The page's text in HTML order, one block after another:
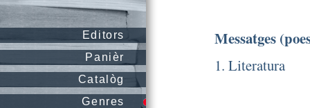
Editors
Panièr
Catalòg
Genres
Messatges
1. Literatura